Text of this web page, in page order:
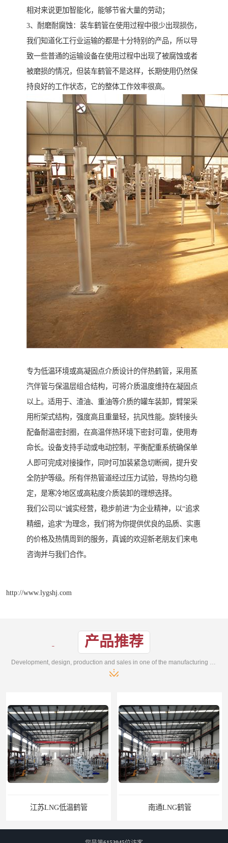
相对来说更加智能化，能够节省大量的劳动；
3、耐磨耐腐蚀：装车鹤管在使用过程中很少出现损伤，
我们知道化工行业运输的都是十分特别的产品，所以导
致一些普通的运输设备在使用过程中出现了被腐蚀或者
被磨损的情况，但装车鹤管不是这样，长期使用仍然保
持良好的工作状态，它的整体工作效率很高。
专为低温环境或高凝固点介质设计的伴热鹤管，采用蒸
汽伴管与保温层组合结构，可将介质温度维持在凝固点
以上。适用于、渣油、重油等介质的罐车装卸，臂架采
用桁架式结构，强度高且重量轻，抗风性能。旋转接头
配备耐温密封圈，在高温伴热环境下密封可靠，使用寿
命长。设备支持手动或电动控制，平衡配重系统确保单
人即可完成对接操作，同时可加装紧急切断阀，提升安
全防护等级。所有伴热管道经过压力试验，导热均匀稳
定，是寒冷地区或高粘度介质装卸的理想选择。
我们公司以“诚实经营，稳步前进”为企业精神，以“追求
精细，追求”为理念，我们将为你提供优良的品质、实惠
的价格及热情周到的服务，真诚的欢迎新老朋友们来电
咨询并与我们合作。
http://www.lygshj.com
产品推荐
江苏LNG低温鹤管 南通LNG鹤管